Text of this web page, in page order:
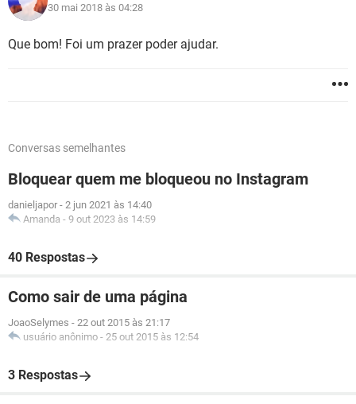
30 mai 2018 às 04:28
Que bom! Foi um prazer poder ajudar.
Conversas semelhantes
Bloquear quem me bloqueou no Instagram
danieljapor - 2 jun 2021 às 14:40
Amanda - 9 out 2023 às 14:59
40 Respostas
Como sair de uma página
JoaoSelymes - 22 out 2015 às 21:17
usuário anônimo - 25 out 2015 às 12:54
3 Respostas